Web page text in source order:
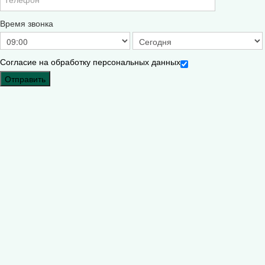
Время звонка
Согласие на обработку персональных данных
Отправить